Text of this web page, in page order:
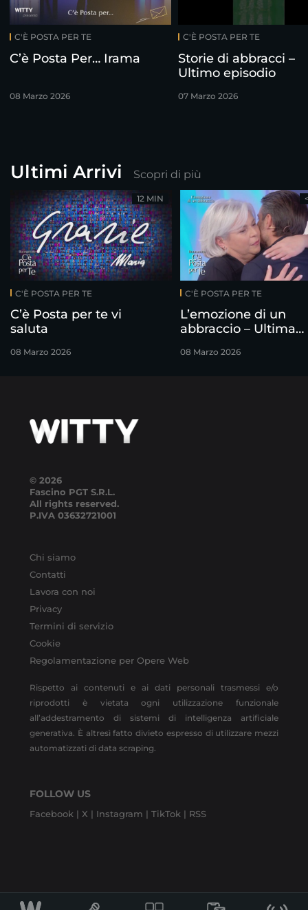
C'È POSTA PER TE
C’è Posta Per… Irama
08 Marzo 2026
C'È POSTA PER TE
Storie di abbracci –
Ultimo episodio
07 Marzo 2026
Ultimi Arrivi Scopri di più
C'È POSTA PER TE
C’è Posta per te vi
saluta
08 Marzo 2026
12 MIN
C'È POSTA PER TE
L’emozione di un
abbraccio – Ultima
08 Marzo 2026
© 2026
Fascino PGT S.R.L.
All rights reserved.
P.IVA 03632721001
Chi siamo
Contatti
Lavora con noi
Privacy
Termini di servizio
Cookie
Regolamentazione per Opere Web
Rispetto ai contenuti e ai dati personali trasmessi e/o
riprodotti è vietata ogni utilizzazione funzionale
all’addestramento di sistemi di intelligenza artificiale
generativa. È altresì fatto divieto espresso di utilizzare mezzi
automatizzati di data scraping.
FOLLOW US
Facebook | X | Instagram | TikTok | RSS